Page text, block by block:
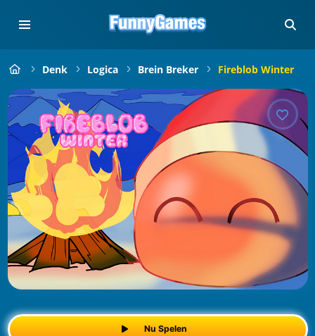
Denk Logica Brein Breker Fireblob Winter
Nu Spelen